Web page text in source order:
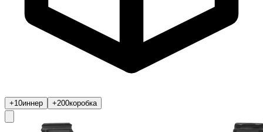
+10иннер +200коробка